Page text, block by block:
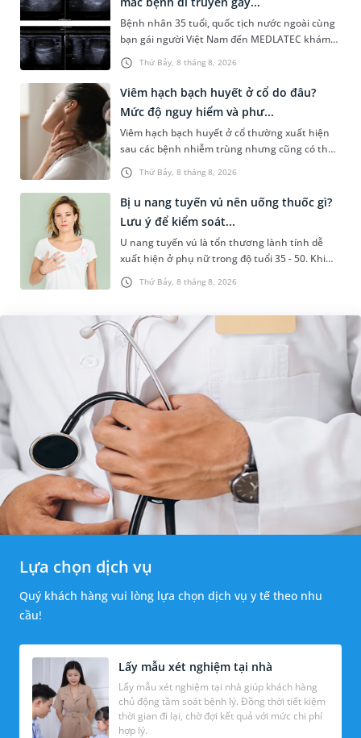
Thứ Bảy, 8 tháng 8, 2026
Bệnh nhân 35 tuổi, quốc tịch nước ngoài cùng
bạn gái người Việt Nam đến MEDLATEC khám
sức khỏe tiền hôn nhân. Qua thăm khám và
làm các xét nghiệm chuyên sâu,...
Thứ Bảy, 8 tháng 8, 2026
Viêm hạch bạch huyết ở cổ do đâu?
Mức độ nguy hiểm và phư...
Viêm hạch bạch huyết ở cổ thường xuất hiện
sau các bệnh nhiễm trùng nhưng cũng có thể
liên quan đến lao hạch hoặc ung thư. Để tìm
hiểu nguyên nhân gây viêm,...
Thứ Bảy, 8 tháng 8, 2026
Bị u nang tuyến vú nên uống thuốc gì?
Lưu ý để kiểm soát...
U nang tuyến vú là tổn thương lành tính dễ
xuất hiện ở phụ nữ trong độ tuổi 35 - 50. Khi
được chẩn đoán mắc bệnh, nhiều người
thường băn khoăn u nang tuyến v...
Lựa chọn dịch vụ
Quý khách hàng vui lòng lựa chọn dịch vụ y tế theo nhu
cầu!
Lấy mẫu xét nghiệm tại nhà
Lấy mẫu xét nghiệm tại nhà giúp khách hàng
chủ động tầm soát bệnh lý. Đồng thời tiết kiệm
thời gian đi lại, chờ đợi kết quả với mức chi phí
hợp lý.